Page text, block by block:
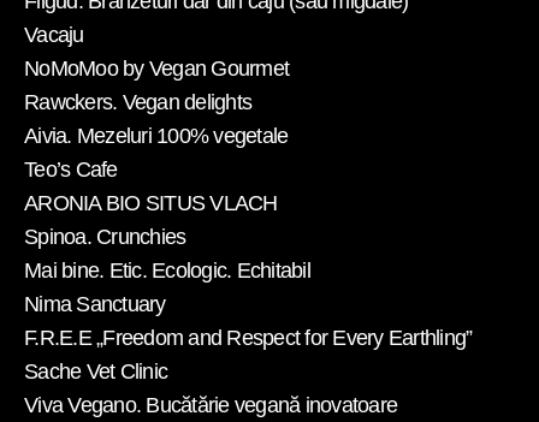
Vacaju
NoMoMoo by Vegan Gourmet
Rawckers. Vegan delights
Aivia. Mezeluri 100% vegetale
Teo’s Cafe
ARONIA BIO SITUS VLACH
Spinoa. Crunchies
Mai bine. Etic. Ecologic. Echitabil
Nima Sanctuary
F.R.E.E „Freedom and Respect for Every Earthling”
Sache Vet Clinic
Viva Vegano. Bucătărie vegană inovatoare